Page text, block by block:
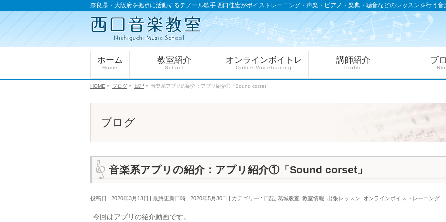
奈良県・大阪府を拠点に活動するテノール歌手 西口佳宏がボイストレーニング・声楽・ピアノ・楽典・聴音などのレッスンを行う音
ホーム
Home
教室紹介
School
オンラインボイトレ
Online Voicetraining
講師紹介
Profile
ブ
HOME » ブログ » 日記 » 音楽系アプリの紹介：アプリ紹介①「Sound corset」
ブログ
音楽系アプリの紹介：アプリ紹介①「Sound corset」
投稿日 : 2020年3月13日 最終更新日時 : 2020年5月30日 カテゴリー : 日記 葛城教室 教室情報 出張レッスン オンラインボイストレーニング
今回はアプリの紹介動画です。